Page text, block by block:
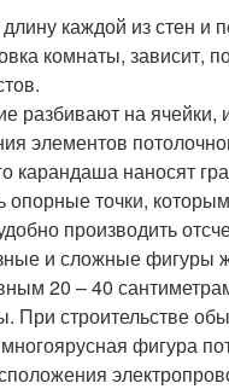
каждой из стен и
комнаты, зависит,
разбивают на
элементов
карандаша наносят
опорные точки,
производить
и сложные фигуры
20 – 40
При строительстве
фигура